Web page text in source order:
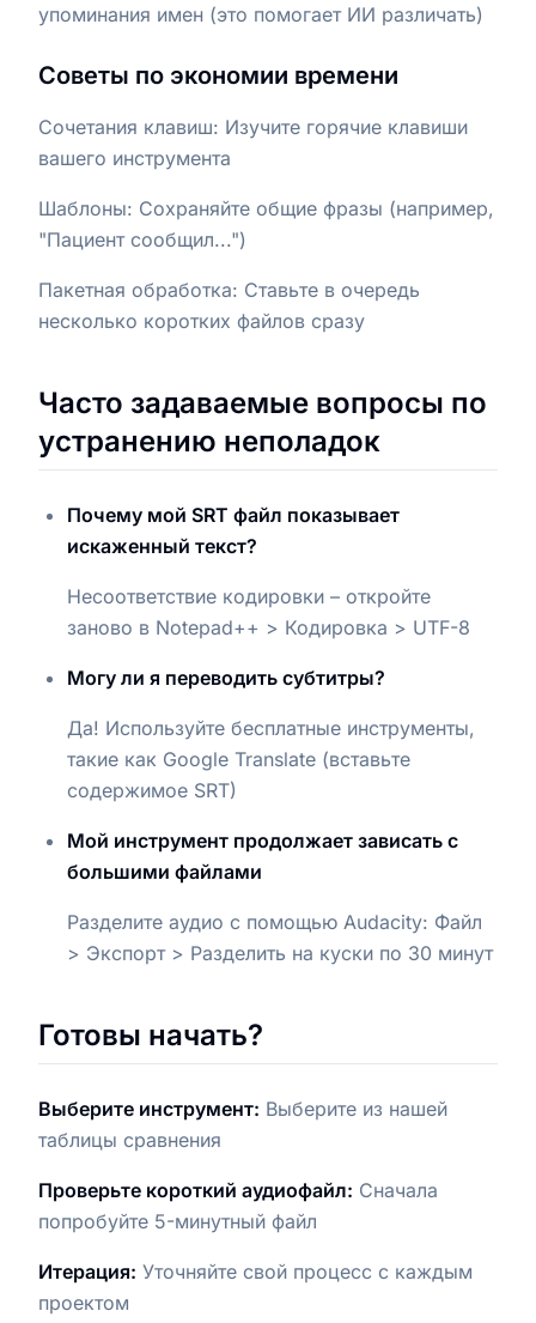
упоминания имен (это помогает ИИ различать)
Советы по экономии времени
Сочетания клавиш: Изучите горячие клавиши
вашего инструмента
Шаблоны: Сохраняйте общие фразы (например,
"Пациент сообщил...")
Пакетная обработка: Ставьте в очередь
несколько коротких файлов сразу
Часто задаваемые вопросы по
устранению неполадок
Почему мой SRT файл показывает
искаженный текст?
Несоответствие кодировки – откройте
заново в Notepad++ > Кодировка > UTF-8
Могу ли я переводить субтитры?
Да! Используйте бесплатные инструменты,
такие как Google Translate (вставьте
содержимое SRT)
Мой инструмент продолжает зависать с
большими файлами
Разделите аудио с помощью Audacity: Файл
> Экспорт > Разделить на куски по 30 минут
Готовы начать?
Выберите инструмент: Выберите из нашей
таблицы сравнения
Проверьте короткий аудиофайл: Сначала
попробуйте 5-минутный файл
Итерация: Уточняйте свой процесс с каждым
проектом